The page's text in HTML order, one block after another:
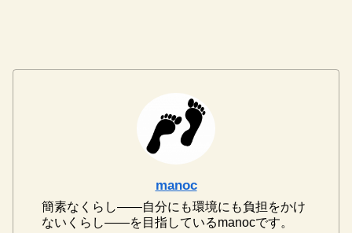
manoc
簡素なくらし――自分にも環境にも負担をかけ
ないくらし――を目指しているmanocです。